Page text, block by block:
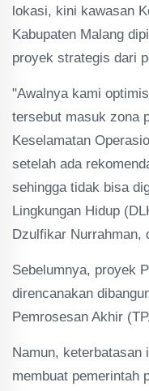
lokasi, kini kawasan
Kabupaten Malang
proyek strategis dari
"Awalnya kami
tersebut masuk zona
Keselamatan
setelah ada
sehingga tidak bisa
Lingkungan Hidup
Dzulfikar Nurrahman,
Sebelumnya, proyek
direncanakan
Pemrosesan Akhir
Namun,
membuat pemerintah